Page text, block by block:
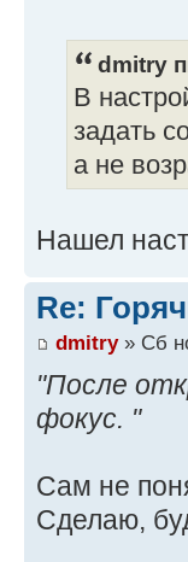
dmitry
В
задать
а не
Нашел
Re:
dmitry» Сб
"После
фокус. "
Сам не
Сделаю,